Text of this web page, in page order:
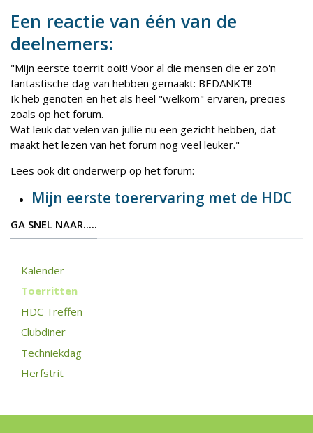
Een reactie van één van de
deelnemers:
"Mijn eerste toerrit ooit! Voor al die mensen die er zo'n
fantastische dag van hebben gemaakt: BEDANKT!!
Ik heb genoten en het als heel "welkom" ervaren, precies
zoals op het forum.
Wat leuk dat velen van jullie nu een gezicht hebben, dat
maakt het lezen van het forum nog veel leuker."
Lees ook dit onderwerp op het forum:
Mijn eerste toerervaring met de HDC
GA SNEL NAAR.....
Kalender
Toerritten
HDC Treffen
Clubdiner
Techniekdag
Herfstrit